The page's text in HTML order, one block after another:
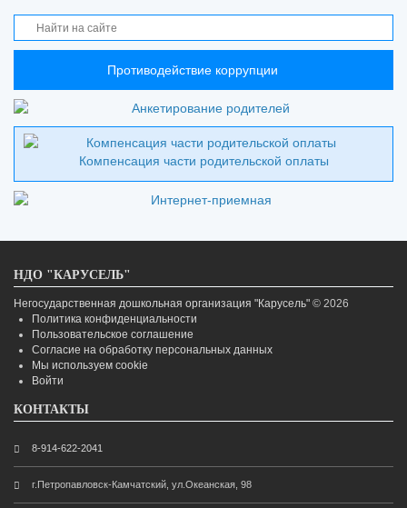
Противодействие коррупции
Компенсация части родительской оплаты
НДО "КАРУСЕЛЬ"
Негосударственная дошкольная организация "Карусель" © 2026
Политика конфиденциальности
Пользовательское соглашение
Согласие на обработку персональных данных
Мы используем cookie
Войти
КОНТАКТЫ
8-914-622-2041
г.Петропавловск-Камчатский, ул.Океанская, 98